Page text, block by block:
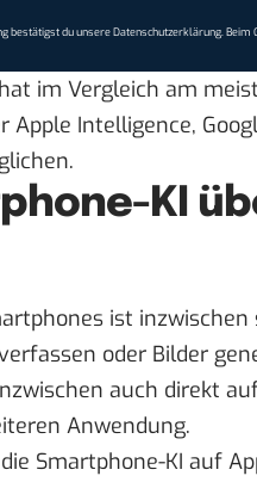
bestätigst du unsereDatenschutzerklärung. Beim
im Vergleich am
Apple Intelligence,
KI
ist
oder Bilder
auch direkt
Anwendung.
Smartphone-KI auf